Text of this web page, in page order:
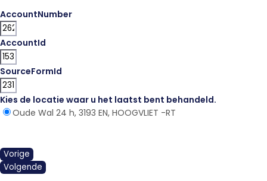
AccountNumber
AccountId
SourceFormId
Kies de locatie waar u het laatst bent behandeld.
Oude Wal 24 h, 3193 EN, HOOGVLIET -RT
Vorige
Volgende